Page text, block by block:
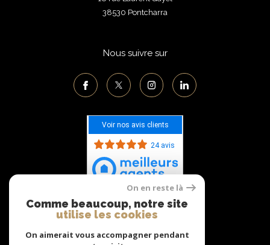
38530
pontcharra
Nous suivre sur
Voir nos avis clients
24 avis
Adhérents
On en reste là
Comme beaucoup, notre site
utilise les cookies
On aimerait vous accompagner pendant